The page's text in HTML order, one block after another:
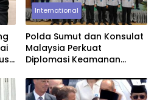
International
Polda Sumut dan Konsulat
Malaysia Perkuat
Diplomasi Keamanan
Sespimti Polri